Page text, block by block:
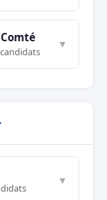
candidats
▼
▼